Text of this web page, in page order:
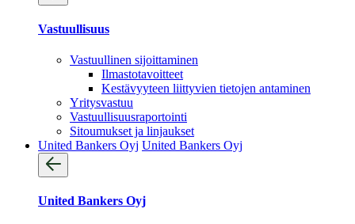
Vastuullisuus
Vastuullinen sijoittaminen
Ilmastotavoitteet
Kestävyyteen liittyvien tietojen antaminen
Yritysvastuu
Vastuullisuus­raportointi
Sitoumukset ja linjaukset
United Bankers Oyj United Bankers Oyj
United Bankers Oyj